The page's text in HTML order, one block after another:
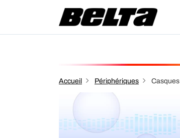
Accueil Périphériques Casques